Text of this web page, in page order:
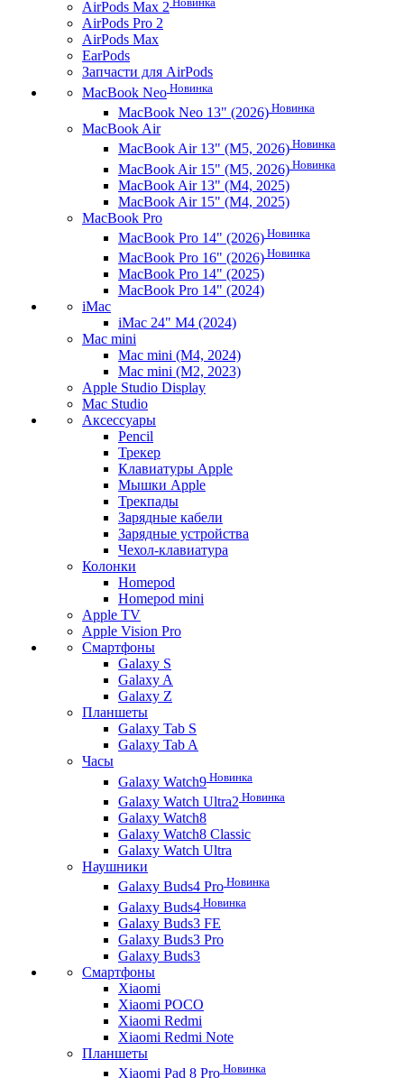
AirPods Max 2
AirPods Pro 2
AirPods Max
EarPods
Запчасти для AirPods
MacBook Neo Новинка
MacBook Neo 13" (2026) Новинка
MacBook Air
MacBook Air 13" (M5, 2026) Новинка
MacBook Air 15" (M5, 2026) Новинка
MacBook Air 13" (M4, 2025)
MacBook Air 15" (M4, 2025)
MacBook Pro
MacBook Pro 14" (2026) Новинка
MacBook Pro 16" (2026) Новинка
MacBook Pro 14" (2025)
MacBook Pro 14" (2024)
iMac
iMac 24" M4 (2024)
Mac mini
Mac mini (M4, 2024)
Mac mini (M2, 2023)
Apple Studio Display
Mac Studio
Аксессуары
Pencil
Трекер
Клавиатуры Apple
Мышки Apple
Трекпады
Зарядные кабели
Зарядные устройства
Чехол-клавиатура
Колонки
Homepod
Homepod mini
Apple TV
Apple Vision Pro
Смартфоны
Galaxy S
Galaxy A
Galaxy Z
Планшеты
Galaxy Tab S
Galaxy Tab A
Часы
Galaxy Watch9 Новинка
Galaxy Watch Ultra2 Новинка
Galaxy Watch8
Galaxy Watch8 Classic
Galaxy Watch Ultra
Наушники
Galaxy Buds4 Pro Новинка
Galaxy Buds4 Новинка
Galaxy Buds3 FE
Galaxy Buds3 Pro
Galaxy Buds3
Смартфоны
Xiaomi
Xiaomi POCO
Xiaomi Redmi
Xiaomi Redmi Note
Планшеты
Xiaomi Pad 8 Pro Новинка